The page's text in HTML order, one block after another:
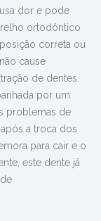
dor e pode
ortodôntico
correta ou
cause
de dentes.
por um
problemas de
a troca dos
para cair e o
este dente já